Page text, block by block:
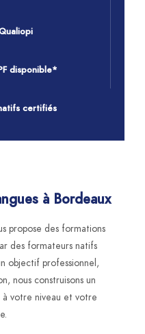
disponible*
certifiés
à Bordeaux
propose des formations
des formateurs natifs
objectif professionnel,
nous construisons un
à votre niveau et votre